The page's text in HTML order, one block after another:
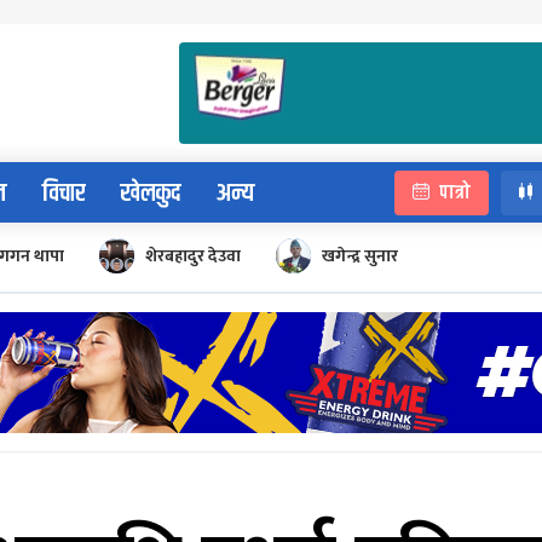
विचार खेलकुद अन्य पात्रो
गगन थापा शेरबहादुर देउवा खगेन्द्र सुनार